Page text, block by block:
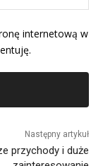
internetową w
Następny artykuł
przychody i duże